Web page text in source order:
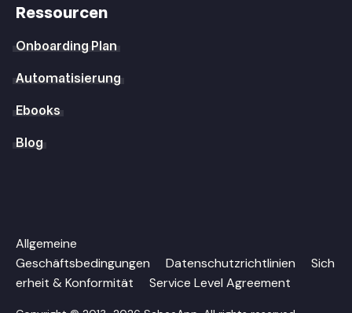
Ressourcen
Onboarding Plan
Automatisierung
Ebooks
Blog
Allgemeine
Geschäftsbedingungen
Datenschutzrichtlinien
Sich
erheit & Konformität
Service Level Agreement